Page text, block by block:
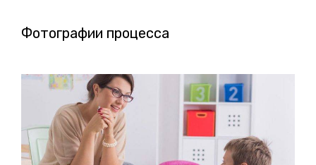
Фотографии процесса